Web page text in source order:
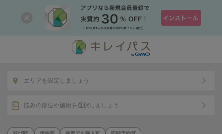
エリアを設定しましょう
悩みの部位や施術を選択しましょう